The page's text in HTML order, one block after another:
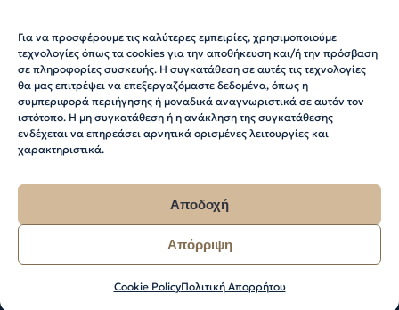
Για να προσφέρουμε τις καλύτερες εμπειρίες, χρησιμοποιούμε
τεχνολογίες όπως τα cookies για την αποθήκευση και/ή την πρόσβαση
σε πληροφορίες συσκευής. Η συγκατάθεση σε αυτές τις τεχνολογίες
θα μας επιτρέψει να επεξεργαζόμαστε δεδομένα, όπως η
συμπεριφορά περιήγησης ή μοναδικά αναγνωριστικά σε αυτόν τον
ιστότοπο. Η μη συγκατάθεση ή η ανάκληση της συγκατάθεσης
ενδέχεται να επηρεάσει αρνητικά ορισμένες λειτουργίες και
χαρακτηριστικά.
Αποδοχή
Απόρριψη
Cookie PolicyΠολιτική Απορρήτου
Χρήσιμες Πληροφορίες
Πολιτική Απορρήτου
Πολιτική Cookies
© 2026 Katerina Sakellaropoulou. All Rights
Web Design & Development by RedMatter